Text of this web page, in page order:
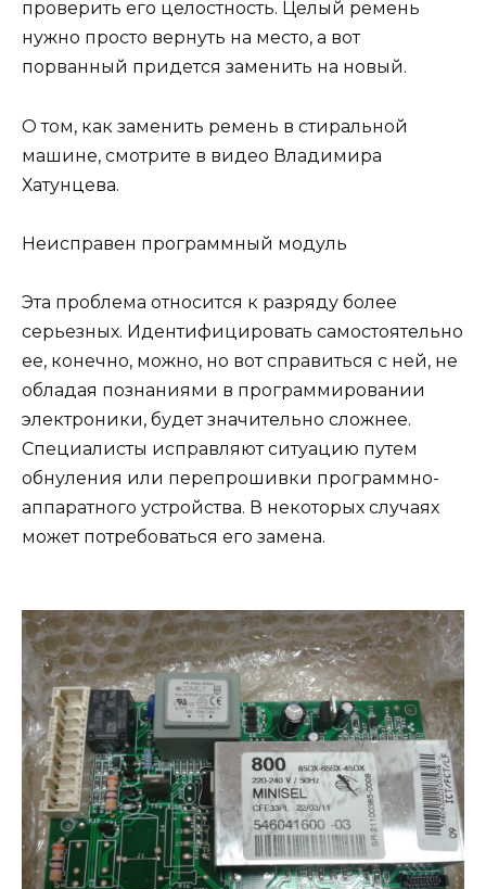
проверить его целостность. Целый ремень
нужно просто вернуть на место, а вот
порванный придется заменить на новый.
О том, как заменить ремень в стиральной
машине, смотрите в видео Владимира
Хатунцева.
Неисправен программный модуль
Эта проблема относится к разряду более
серьезных. Идентифицировать самостоятельно
ее, конечно, можно, но вот справиться с ней, не
обладая познаниями в программировании
электроники, будет значительно сложнее.
Специалисты исправляют ситуацию путем
обнуления или перепрошивки программно-
аппаратного устройства. В некоторых случаях
может потребоваться его замена.